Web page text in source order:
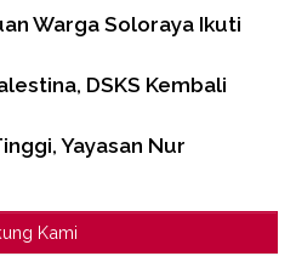
Warga Soloraya Ikuti
DSKS Kembali
Yayasan Nur
Kami